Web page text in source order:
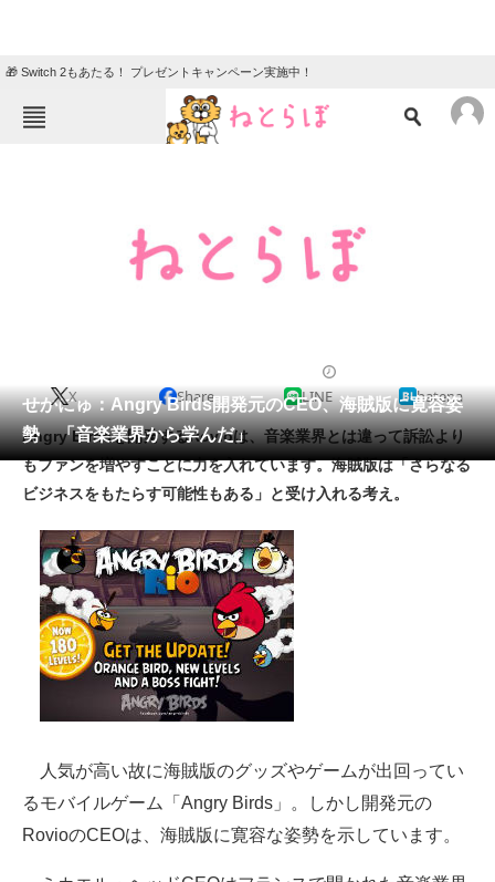
🎁 Switch 2もあたる！ プレゼントキャンペーン実施中！
クイズ
地域
会員記事
メディア
注目記事を集めた総合ページ
ITの今と未来を見通す
スマホと通信の最新トレンド
進化するPCとデバイスの未来
好きが集まる 比べて選べる
AI活用のいまが分かる
企業ITのトレンドを詳説
経営リーダーのコミュニティ
せかにゅ：Angry Birds開発元のCEO、海賊版に寛容姿
勢 「音楽業界から学んだ」
X Share LINE hatena
Angry Birdsを開発するRovioは、音楽業界とは違って訴訟より
もファンを増やすことに力を入れています。海賊版は「さらなる
ビジネスをもたらす可能性もある」と受け入れる考え。
人気が高い故に海賊版のグッズやゲームが出回ってい
るモバイルゲーム「Angry Birds」。しかし開発元の
RovioのCEOは、海賊版に寛容な姿勢を示しています。